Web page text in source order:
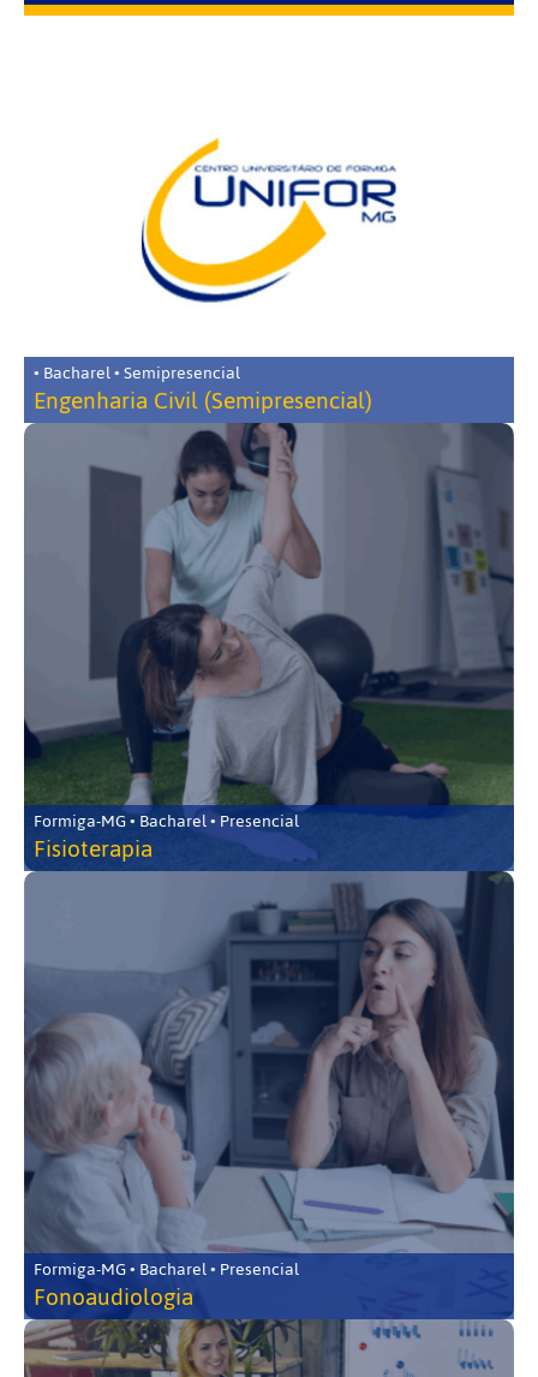
• Bacharel • Semipresencial
Engenharia Civil (Semipresencial)
Formiga-MG • Bacharel • Presencial
Fisioterapia
Formiga-MG • Bacharel • Presencial
Fonoaudiologia